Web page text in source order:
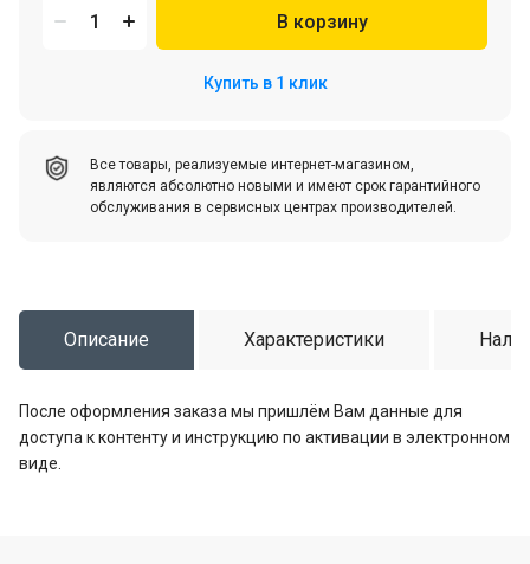
В корзину
Купить в 1 клик
Все товары, реализуемые интернет-магазином,
являются абсолютно новыми и имеют срок гарантийного
обслуживания в сервисных центрах производителей.
Описание Характеристики
После оформления заказа мы пришлём Вам данные для
доступа к контенту и инструкцию по активации в электронном
виде.